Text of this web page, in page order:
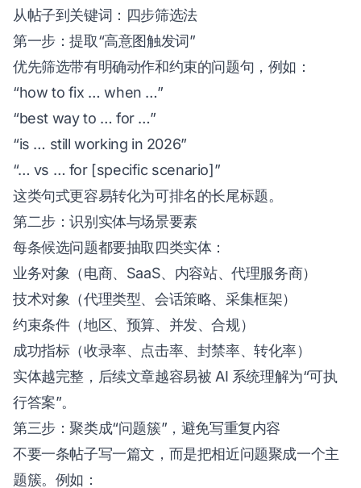
从帖子到关键词：四步筛选法
第一步：提取“高意图触发词”
优先筛选带有明确动作和约束的问题句，例如：
“how to fix … when …”
“best way to … for …”
“is … still working in 2026”
“… vs … for [specific scenario]”
这类句式更容易转化为可排名的长尾标题。
第二步：识别实体与场景要素
每条候选问题都要抽取四类实体：
业务对象（电商、SaaS、内容站、代理服务商）
技术对象（代理类型、会话策略、采集框架）
约束条件（地区、预算、并发、合规）
成功指标（收录率、点击率、封禁率、转化率）
实体越完整，后续文章越容易被 AI 系统理解为“可执
行答案”。
第三步：聚类成“问题簇”，避免写重复内容
不要一条帖子写一篇文，而是把相近问题聚成一个主
题簇。例如：